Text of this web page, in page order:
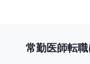
常勤医師転